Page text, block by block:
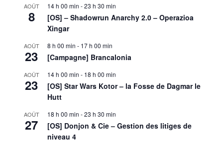
AOÛT
8
14 h 00 min -23 h 30 min
[OS] – Shadowrun Anarchy 2.0 – Operazioa
Xingar
AOÛT
23
8 h 00 min - 17 h 00 min
[Campagne] Brancalonia
AOÛT
23
14 h 00 min - 18 h 00 min
[OS] Star Wars Kotor – la Fosse de Dagmar le
Hutt
AOÛT
27
18 h 00 min -23 h 30 min
[OS] Donjon & Cie – Gestion des litiges de
niveau 4